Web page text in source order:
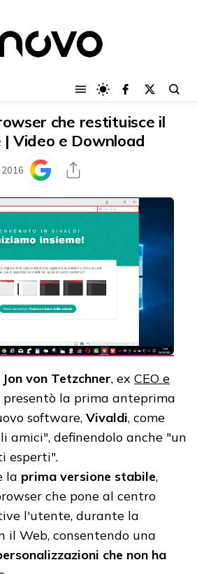
che restituisce il
Video e Download
Jon von Tetzchner, ex CEO e
presentò la prima anteprima
software, Vivaldi, come
amici", definendolo anche "un
esperti".
la prima versione stabile,
che pone al centro
l'utente, durante la
il Web, consentendo una
che non ha